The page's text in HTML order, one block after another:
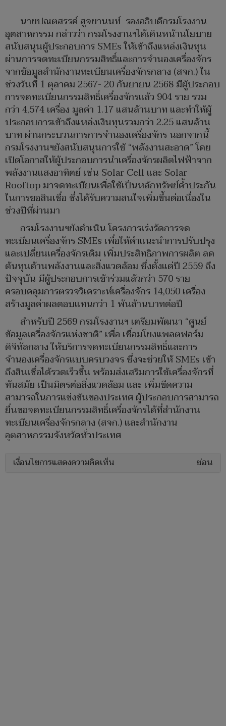
นายปณตสรรค์ สูจยานนท์ รองอธิบดีกรมโรงงาน
อุตสาหกรรม กล่าวว่า กรมโรงงานฯได้เดินหน้านโยบาย
สนับสนุนผู้ประกอบการ SMEs ให้เข้าถึงแหล่งเงินทุน
ผ่านการจดทะเบียนกรรมสิทธิ์และการจำนองเครื่องจักร
จากข้อมูลสำนักงานทะเบียนเครื่องจักรกลาง (สจก.) ใน
ช่วงวันที่ 1 ตุลาคม 2567- 20 กันยายน 2568 มีผู้ประกอบ
การจดทะเบียนกรรมสิทธิ์เครื่องจักรแล้ว 904 ราย รวม
กว่า 4,574 เครื่อง มูลค่า 1.17 แสนล้านบาท และทำให้ผู้
ประกอบการเข้าถึงแหล่งเงินทุนรวมกว่า 2.25 แสนล้าน
บาท ผ่านกระบวนการการจำนองเครื่องจักร นอกจากนี้
กรมโรงงานฯยังสนับสนุนการใช้ “พลังงานสะอาด” โดย
เปิดโอกาสให้ผู้ประกอบการนำเครื่องจักรผลิตไฟฟ้าจาก
พลังงานแสงอาทิตย์ เช่น Solar Cell และ Solar
Rooftop มาจดทะเบียนเพื่อใช้เป็นหลักทรัพย์ค้ำประกัน
ในการขอสินเชื่อ ซึ่งได้รับความสนใจเพิ่มขึ้นต่อเนื่องใน
ช่วงปีที่ผ่านมา
กรมโรงงานฯยังดำเนิน โครงการเร่งรัดการจด
ทะเบียนเครื่องจักร SMEs เพื่อให้คำแนะนำการปรับปรุง
และเปลี่ยนเครื่องจักรเดิม เพิ่มประสิทธิภาพการผลิต ลด
ต้นทุนด้านพลังงานและสิ่งแวดล้อม ซึ่งตั้งแต่ปี 2559 ถึง
ปัจจุบัน มีผู้ประกอบการเข้าร่วมแล้วกว่า 570 ราย
ครอบคลุมการตรวจวิเคราะห์เครื่องจักร 14,050 เครื่อง
สร้างมูลค่าผลตอบแทนกว่า 1 พันล้านบาทต่อปี
สำหรับปี 2569 กรมโรงงานฯ เตรียมพัฒนา “ศูนย์
ข้อมูลเครื่องจักรแห่งชาติ” เพื่อ เชื่อมโยงแพลตฟอร์ม
ดิจิทัลกลาง ให้บริการจดทะเบียนกรรมสิทธิ์และการ
จำนองเครื่องจักรแบบครบวงจร ซึ่งจะช่วยให้ SMEs เข้า
ถึงสินเชื่อได้รวดเร็วขึ้น พร้อมส่งเสริมการใช้เครื่องจักรที่
ทันสมัย เป็นมิตรต่อสิ่งแวดล้อม และ เพิ่มขีดความ
สามารถในการแข่งขันของประเทศ ผู้ประกอบการสามารถ
ยื่นขอจดทะเบียนกรรมสิทธิ์เครื่องจักรได้ที่สำนักงาน
ทะเบียนเครื่องจักรกลาง (สจก.) และสำนักงาน
อุตสาหกรรมจังหวัดทั่วประเทศ
เงื่อนไขการแสดงความคิดเห็น ซ่อน